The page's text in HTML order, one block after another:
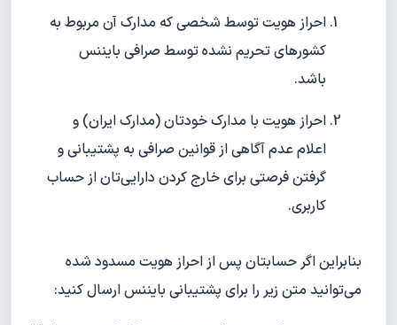
احراز هویت توسط شخصی که مدارک آن مربوط به
کشور‌های تحریم نشده توسط صرافی بایننس
باشد.
احراز هویت با مدارک خودتان (مدارک ایران) و
اعلام عدم آگاهی از قوانین صرافی به پشتیبانی و
گرفتن فرصتی برای خارج کردن دارایی‌تان از حساب
کاربری.
بنابراین اگر حسابتان پس از احراز هویت مسدود شده
می‌توانید متن زیر را برای پشتیبانی بایننس ارسال کنید: